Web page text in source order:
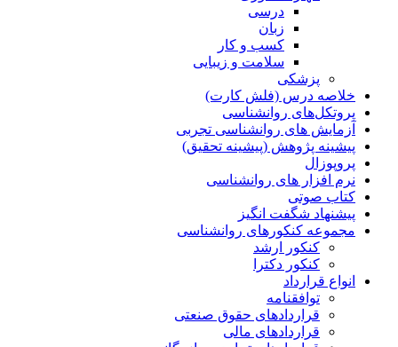
درسی
زبان
کسب و کار
سلامت و زیبایی
پزشکی
خلاصه درس (فلش کارت)
پروتکل‌های روانشناسی
آزمایش های روانشناسی تجربی
پیشینه پژوهش (پیشینه تحقیق)
پروپوزال
نرم افزار های روانشناسی
کتاب صوتی
پیشنهاد شگفت انگیز
مجموعه کنکورهای روانشناسی
کنکور ارشد
کنکور دکترا
انواع قرارداد
توافقنامه
قراردادهای حقوق صنعتی
قراردادهای مالی